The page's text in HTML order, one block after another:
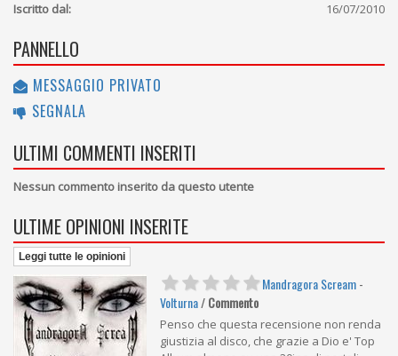
Iscritto dal:
16/07/2010
PANNELLO
MESSAGGIO PRIVATO
SEGNALA
ULTIMI COMMENTI INSERITI
Nessun commento inserito da questo utente
ULTIME OPINIONI INSERITE
Leggi tutte le opinioni
Mandragora Scream-
Volturna/Commento
Penso che questa recensione non renda
giustizia al disco, che grazie a Dio e' Top